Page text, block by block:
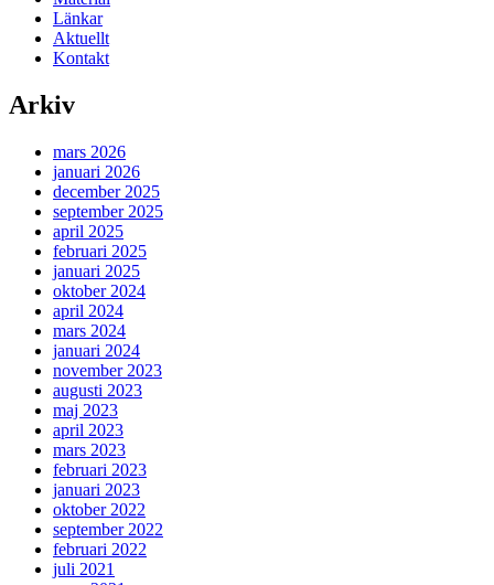
Länkar
Aktuellt
Kontakt
Arkiv
mars 2026
januari 2026
december 2025
september 2025
april 2025
februari 2025
januari 2025
oktober 2024
april 2024
mars 2024
januari 2024
november 2023
augusti 2023
maj 2023
april 2023
mars 2023
februari 2023
januari 2023
oktober 2022
september 2022
februari 2022
juli 2021